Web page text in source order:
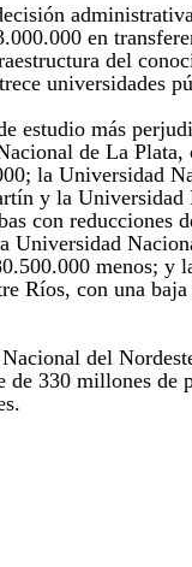
en
del
universidades
estudio más
de La Plata,
la Universidad
y la Universidad
con reducciones
Universidad
menos; y
Ríos, con una baja
del
de 330 millones de